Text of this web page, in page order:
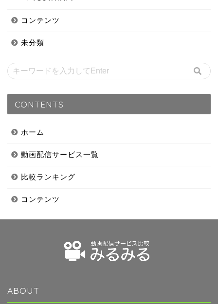
コンテンツ
未分類
CONTENTS
ホーム
動画配信サービス一覧
比較ランキング
コンテンツ
ABOUT